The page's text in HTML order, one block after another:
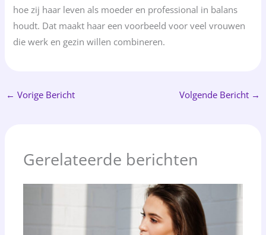
hoe zij haar leven als moeder en professional in balans
houdt. Dat maakt haar een voorbeeld voor veel vrouwen
die werk en gezin willen combineren.
← Vorige Bericht Volgende Bericht →
Gerelateerde berichten